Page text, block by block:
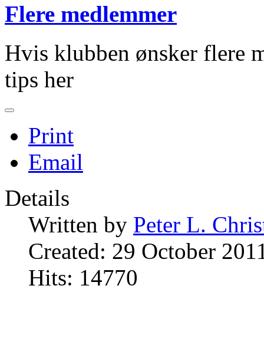
Flere medlemmer
Hvis klubben ønsker flere
tips her
Print
Email
Details
Written by Peter L.
Created: 29 October
Hits: 14770